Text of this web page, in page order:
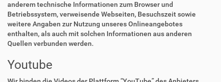
anderem technische Informationen zum Browser und
Betriebssystem, verweisende Webseiten, Besuchszeit sowie
weitere Angaben zur Nutzung unseres Onlineangebotes
enthalten, als auch mit solchen Informationen aus anderen
Quellen verbunden werden.
Youtube